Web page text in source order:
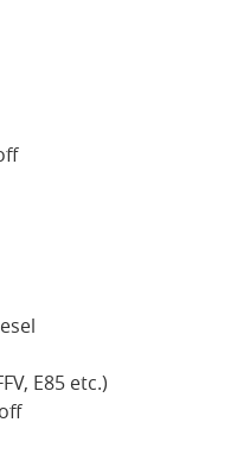
E85 etc.)